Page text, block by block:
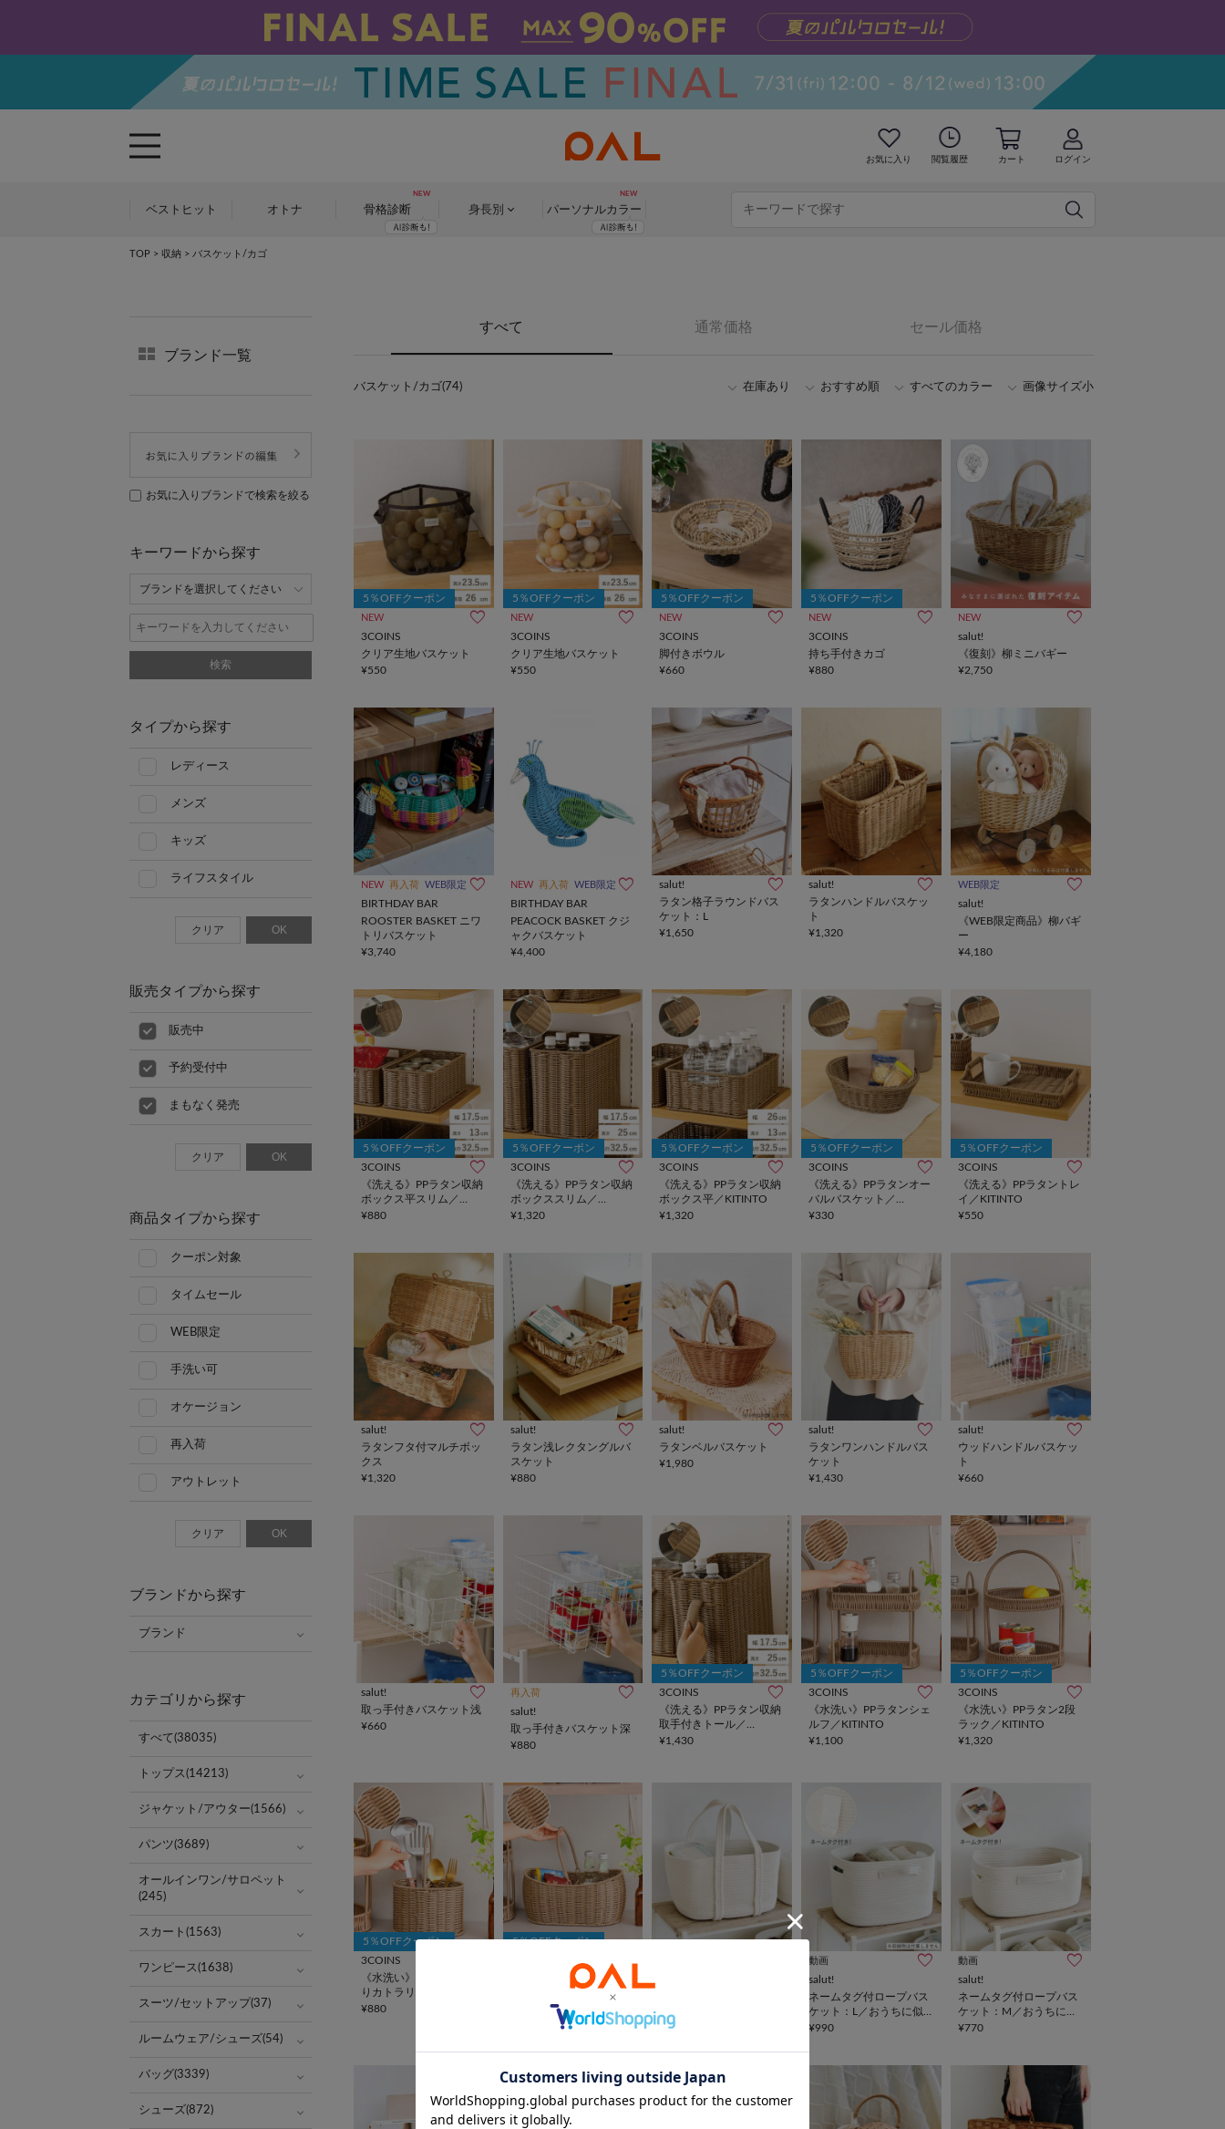
お気に入り 閲覧履歴 カート ログイン
ベストヒット オトナ 骨格診断 身長別 パーソナルカラー
TOP > 収納 > バスケット/カゴ
すべて 通常価格 セール価格
バスケット/カゴ(74) 在庫あり おすすめ順 すべてのカラー 画像サイズ小
5％OFFクーポン
NEW
3COINS
クリア生地バスケット
¥550
5％OFFクーポン
NEW
3COINS
クリア生地バスケット
¥550
5％OFFクーポン
NEW
3COINS
脚付きボウル
¥660
5％OFFクーポン
NEW
3COINS
持ち手付きカゴ
¥880
NEW
salut!
《復刻》柳ミニバギー
¥2,750
NEW 再入荷 WEB限定
BIRTHDAY BAR
ROOSTER BASKET ニワ
トリバスケット
¥3,740
NEW 再入荷 WEB限定
BIRTHDAY BAR
PEACOCK BASKET クジ
ャクバスケット
¥4,400
salut!
ラタン格子ラウンドバス
ケット：L
¥1,650
salut!
ラタンハンドルバスケッ
ト
¥1,320
WEB限定
salut!
《WEB限定商品》柳バギ
ー
¥4,180
5％OFFクーポン
3COINS
《洗える》PPラタン収納
ボックス平スリム／
KITINTO
¥880
5％OFFクーポン
3COINS
《洗える》PPラタン収納
ボックススリム／
KITINTO
¥1,320
5％OFFクーポン
3COINS
《洗える》PPラタン収納
ボックス平／KITINTO
¥1,320
5％OFFクーポン
3COINS
《洗える》PPラタンオー
バルバスケット／
KITINTO
¥330
5％OFFクーポン
3COINS
《洗える》PPラタントレ
イ／KITINTO
¥550
salut!
ラタンフタ付マルチボッ
クス
¥1,320
salut!
ラタン浅レクタングルバ
スケット
¥880
salut!
ラタンベルバスケット
¥1,980
salut!
ラタンワンハンドルバス
ケット
¥1,430
salut!
ウッドハンドルバスケッ
ト
¥660
salut!
取っ手付きバスケット浅
¥660
再入荷
salut!
取っ手付きバスケット深
¥880
5％OFFクーポン
3COINS
《洗える》PPラタン収納
取手付きトール／
KITINTO
¥1,430
5％OFFクーポン
3COINS
《水洗い》PPラタンシェ
ルフ／KITINTO
¥1,100
5％OFFクーポン
3COINS
《水洗い》PPラタン2段
ラック／KITINTO
¥1,320
5％OFFクーポン
3COINS
《水洗い》PPラタン仕切
りカトラリースタンド／
KITINTO
¥880
5％OFFクーポン
《水洗い》PPラタン仕切
りバスケット／KITINTO
うこども想い収納
¥1,320
動画
salut!
ネームタグ付ロープバス
ケット：L／おうちに似
合うこども想い収納
¥990
動画
salut!
ネームタグ付ロープバス
ケット：M／おうちに似
合うこども想い収納
¥770
ブランド一覧
お気に入りブランドで検索を絞る
キーワードから探す
検索
タイプから探す
レディース
メンズ
キッズ
ライフスタイル
クリア OK
販売タイプから探す
販売中
予約受付中
まもなく発売
クリア OK
商品タイプから探す
クーポン対象
タイムセール
WEB限定
手洗い可
オケージョン
再入荷
アウトレット
クリア OK
ブランドから探す
ブランド
カテゴリから探す
すべて(38035)
トップス(14213)
ジャケット/アウター(1566)
パンツ(3689)
オールインワン/サロペット
(245)
スカート(1563)
ワンピース(1638)
スーツ/セットアップ(37)
ルームウェア/シューズ(54)
バッグ(3339)
シューズ(872)